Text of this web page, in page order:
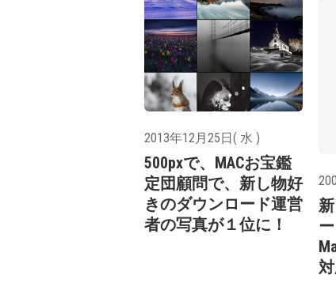
2013年12月25日( 水 )
500pxで、MACお宝鑑
定団顧問で、新し物好
きのダウンロード運営
者の写真が１位に！